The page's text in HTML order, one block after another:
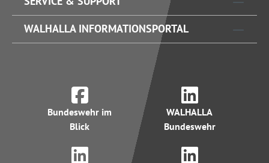
WALHALLA INFORMATIONSPORTAL
Bundeswehr im
Blick
WALHALLA
Bundeswehr